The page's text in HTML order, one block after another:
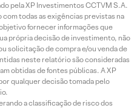
pela XP Investimentos CCTVM S.A.
com todas as exigências previstas na
fornecer informações que
própria decisão de investimento, não
solicitação de compra e/ou venda de
neste relatório são consideradas
obtidas de fontes públicas. A XP
qualquer decisão tomada pelo
a classificação de risco dos